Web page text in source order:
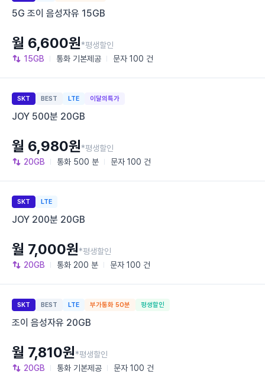
5G 조이 음성자유 15GB
15GB 통화 기본제공 문자 100 건
월 6,600원*평생할인
SKT BEST LTE 이달의특가
JOY 500분 20GB
20GB 통화 500 분 문자 100 건
월 6,980원*평생할인
SKT LTE
JOY 200분 20GB
20GB 통화 200 분 문자 100 건
월 7,000원*평생할인
SKT BEST LTE 부가통화 50분 평생할인
조이 음성자유 20GB
20GB 통화 기본제공 문자 100 건
월 7,810원*평생할인